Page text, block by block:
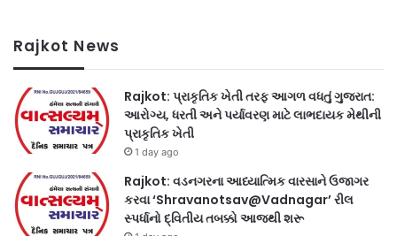
Rajkot News
Rajkot: પ્રાકૃતિક ખેતી તરફ આગળ વધતું ગુજરાત:
આરોગ્ય, ધરતી અને પર્યાવરણ માટે લાભદાયક મેથીની
પ્રાકૃતિક ખેતી
1 day ago
Rajkot: વડનગરના આધ્યાત્મિક વારસાને ઉજાગર
કરવા ‘Shravanotsav@Vadnagar’ રીલ
સ્પર્ધાનો દ્વિતીય તબક્કો આજથી શરૂ